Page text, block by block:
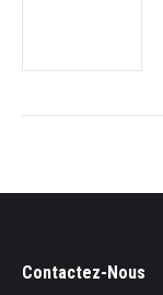
Contactez-Nous